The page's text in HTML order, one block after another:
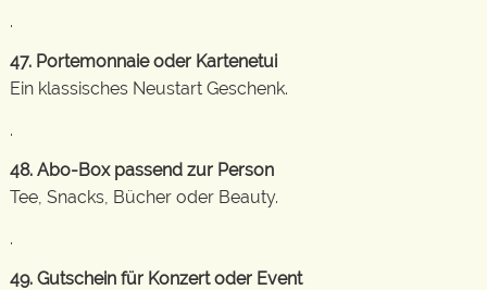
.
47. Portemonnaie oder Kartenetui
Ein klassisches Neustart Geschenk.
.
48. Abo-Box passend zur Person
Tee, Snacks, Bücher oder Beauty.
.
49. Gutschein für Konzert oder Event